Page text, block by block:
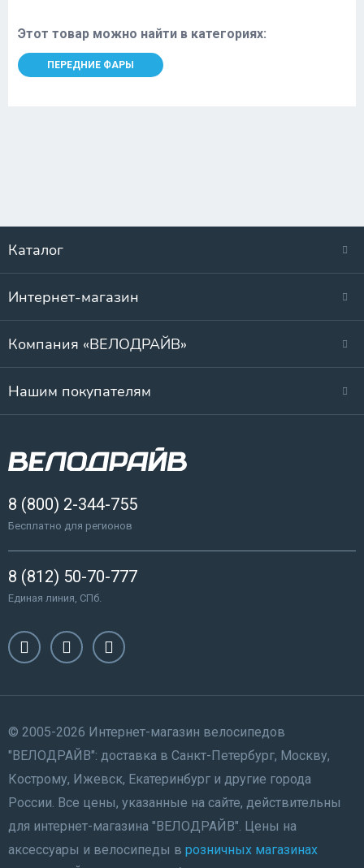
Этот товар можно найти в категориях:
ПЕРЕДНИЕ ФАРЫ
Каталог
Интернет-магазин
Компания «ВЕЛОДРАЙВ»
Нашим покупателям
8 (800) 2-344-755
Бесплатно для регионов
8 (812) 50-70-777
Единая линия, СПб.
© 2005-2026 Интернет-магазин велосипедов
"ВЕЛОДРАЙВ": доставка в Санкт-Петербург, Москву,
Кострому, Ижевск, Екатеринбург и другие города
России. Все цены, указанные на сайте, действительны
для интернет-магазина "ВЕЛОДРАЙВ". Цены на
аксессуары и велосипеды в розничных магазинах